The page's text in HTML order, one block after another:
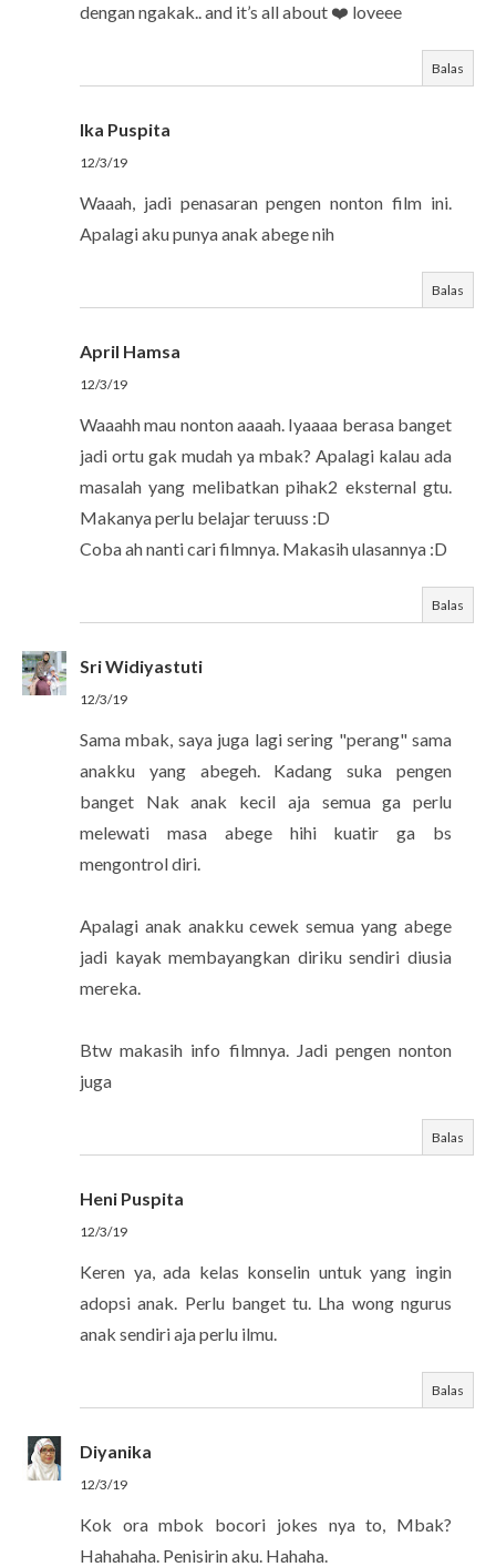
dengan ngakak.. and it’s all about ❤️ loveee
Balas
Ika Puspita
12/3/19
Waaah, jadi penasaran pengen nonton film ini.
Apalagi aku punya anak abege nih
Balas
April Hamsa
12/3/19
Waaahh mau nonton aaaah. Iyaaaa berasa banget
jadi ortu gak mudah ya mbak? Apalagi kalau ada
masalah yang melibatkan pihak2 eksternal gtu.
Makanya perlu belajar teruuss :D
Coba ah nanti cari filmnya. Makasih ulasannya :D
Balas
Sri Widiyastuti
12/3/19
Sama mbak, saya juga lagi sering "perang" sama
anakku yang abegeh. Kadang suka pengen
banget Nak anak kecil aja semua ga perlu
melewati masa abege hihi kuatir ga bs
mengontrol diri.
Apalagi anak anakku cewek semua yang abege
jadi kayak membayangkan diriku sendiri diusia
mereka.
Btw makasih info filmnya. Jadi pengen nonton
juga
Balas
Heni Puspita
12/3/19
Keren ya, ada kelas konselin untuk yang ingin
adopsi anak. Perlu banget tu. Lha wong ngurus
anak sendiri aja perlu ilmu.
Balas
Diyanika
12/3/19
Kok ora mbok bocori jokes nya to, Mbak?
Hahahaha. Penisirin aku. Hahaha.